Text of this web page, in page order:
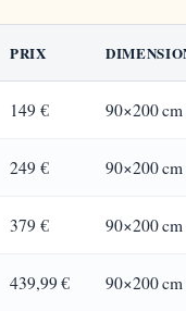
PRIX
149 € 90×200 cm
249 € 90×200 cm
379 € 90×200 cm
439,99 € 90×200 cm